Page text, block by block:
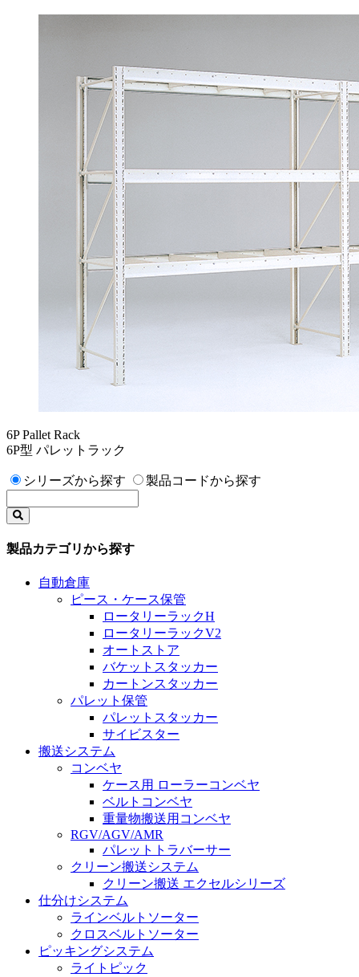
6P Pallet Rack
6P型 パレットラック
シリーズから探す 製品コードから探す
製品カテゴリから探す
自動倉庫
ピース・ケース保管
ロータリーラックH
ロータリーラックV2
オートストア
バケットスタッカー
カートンスタッカー
パレット保管
パレットスタッカー
サイビスター
搬送システム
コンベヤ
ケース用 ローラーコンベヤ
ベルトコンベヤ
重量物搬送用コンベヤ
RGV/AGV/AMR
パレットトラバーサー
クリーン搬送システム
クリーン搬送 エクセルシリーズ
仕分けシステム
ラインベルトソーター
クロスベルトソーター
ピッキングシステム
ライトピック